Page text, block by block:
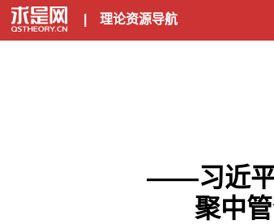
理论资源导航
——习近平
聚中